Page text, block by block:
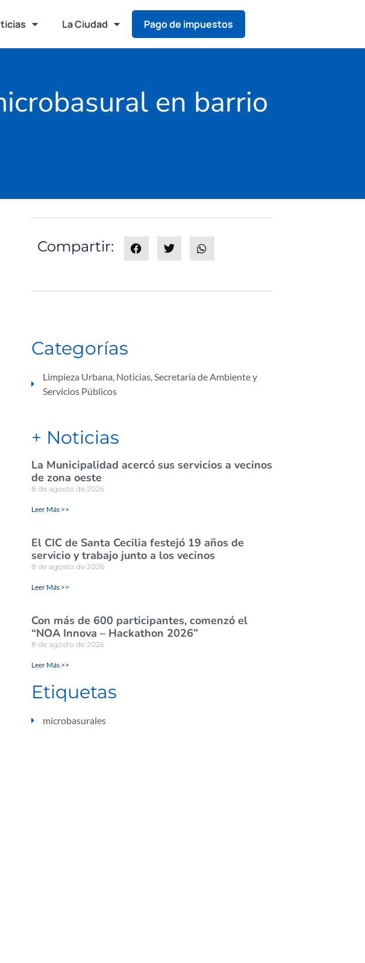
La Ciudad Pago de impuestos
en barrio
Compartir:
Categorías
Limpieza Urbana, Noticias,Secretaría de Ambiente y
Servicios Públicos
+ Noticias
La Municipalidad acercó sus servicios a vecinos
de zona oeste
8 de agosto de 2026
Leer Más >>
El CIC de Santa Cecilia festejó 19 años de
servicio y trabajo junto a los vecinos
8 de agosto de 2026
Leer Más >>
Con más de 600 participantes, comenzó el
“NOA Innova – Hackathon 2026”
8 de agosto de 2026
Leer Más >>
Etiquetas
microbasurales